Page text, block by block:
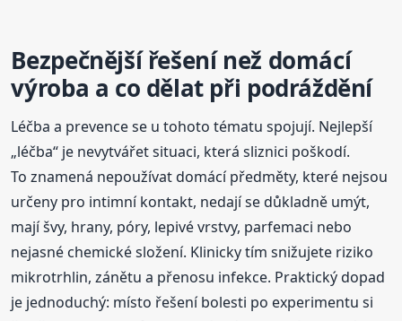
Bezpečnější řešení než domácí
výroba a co dělat při podráždění
Léčba a prevence se u tohoto tématu spojují. Nejlepší
„léčba“ je nevytvářet situaci, která sliznici poškodí.
To znamená nepoužívat domácí předměty, které nejsou
určeny pro intimní kontakt, nedají se důkladně umýt,
mají švy, hrany, póry, lepivé vrstvy, parfemaci nebo
nejasné chemické složení. Klinicky tím snižujete riziko
mikrotrhlin, zánětu a přenosu infekce. Praktický dopad
je jednoduchý: místo řešení bolesti po experimentu si